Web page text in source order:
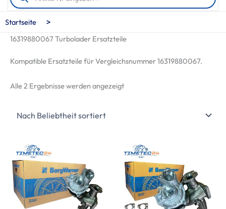
Startseite >
16319880067 Turbolader Ersatzteile
Kompatible Ersatzteile für Vergleichsnummer 16319880067.
Alle 2 Ergebnisse werden angezeigtNach